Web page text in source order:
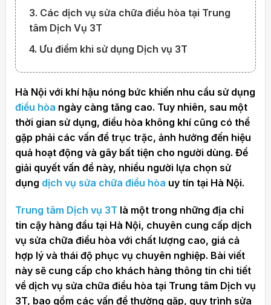
3. Các dịch vụ sửa chữa điều hòa tại Trung
tâm Dịch Vụ 3T
4. Ưu điểm khi sử dụng Dịch vụ 3T
Hà Nội với khí hậu nóng bức khiến nhu cầu sử dụng
điều hòa ngày càng tăng cao. Tuy nhiên, sau một
thời gian sử dụng, điều hòa không khí cũng có thể
gặp phải các vấn đề trục trặc, ảnh hưởng đến hiệu
quả hoạt động và gây bất tiện cho người dùng. Để
giải quyết vấn đề này, nhiều người lựa chọn sử
dụng dịch vụ sửa chữa điều hòa uy tín tại Hà Nội.
Trung tâm Dịch vụ 3T là một trong những địa chỉ
tin cậy hàng đầu tại Hà Nội, chuyên cung cấp dịch
vụ sửa chữa điều hòa với chất lượng cao, giá cả
hợp lý và thái độ phục vụ chuyên nghiệp. Bài viết
này sẽ cung cấp cho khách hàng thông tin chi tiết
về dịch vụ sửa chữa điều hòa tại Trung tâm Dịch vụ
3T, bao gồm các vấn đề thường gặp, quy trình sửa